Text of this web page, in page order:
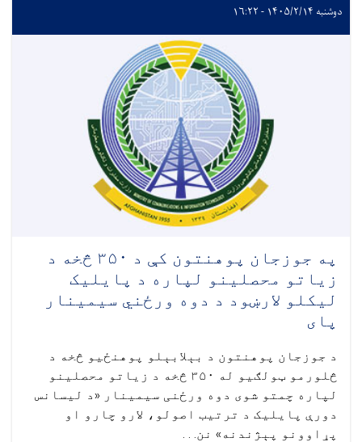
دوشنبه ۱۴۰۵/۲/۱۴ - ۱۶:۲۲
په جوزجان پوهنتون کې د ۳۵۰ څخه د
زیاتو محصلینو لپاره د پایلیک
لیکلو لارښود د دوه ورځني سیمینار
پای
د جوزجان پوهنتون د بېلابېلو پوهنځیو څخه د
څلورمو ټولګيو له ۳۵۰ څخه د زیاتو محصلینو
لپاره چمتو شوی دوه ورځنی سیمینار «د لیسانس
دورې پایلیک د ترتیب اصولو، لارو چارو او
پړاوونو پېژندنه» نن. . .